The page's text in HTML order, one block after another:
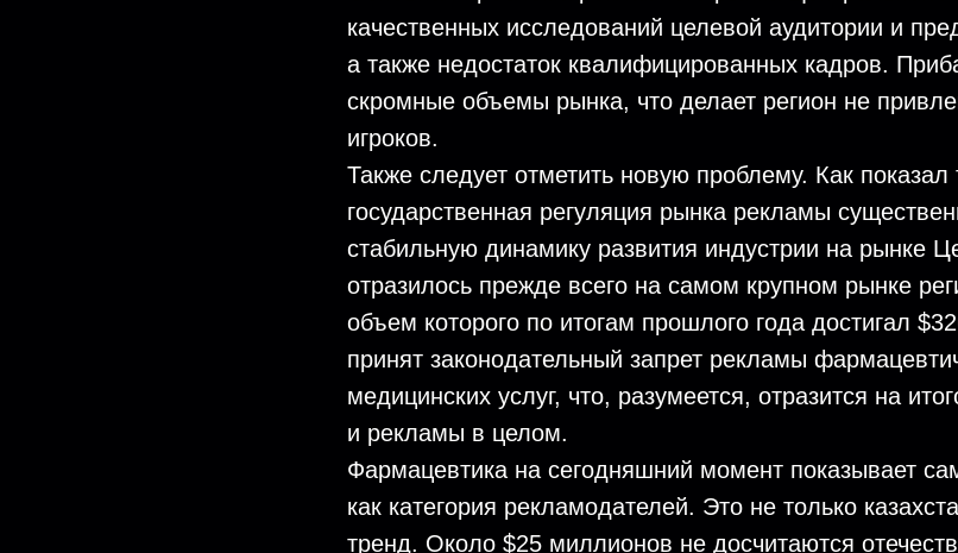
качественных исследований целевой аудитории и
а также недостаток квалифицированных кадров.
скромные объемы рынка, что делает регион не
игроков.
Также следует отметить новую проблему. Как показал
государственная регуляция рынка рекламы
стабильную динамику развития индустрии на рынке
отразилось прежде всего на самом крупном рынке
объем которого по итогам прошлого года достигал
принят законодательный запрет рекламы
медицинских услуг, что, разумеется, отразится на
и рекламы в целом.
Фармацевтика на сегодняшний момент показывает
как категория рекламодателей. Это не только
тренд. Около $25 миллионов не досчитаются